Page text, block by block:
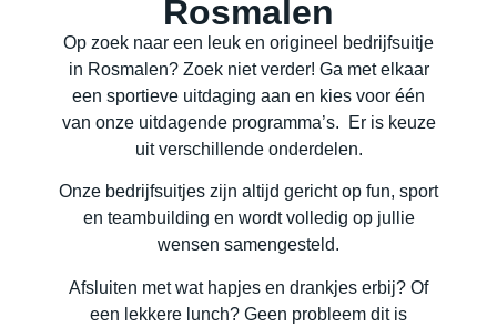
Rosmalen
Op zoek naar een leuk en origineel bedrijfsuitje
in Rosmalen? Zoek niet verder! Ga met elkaar
een sportieve uitdaging aan en kies voor één
van onze uitdagende programma’s. Er is keuze
uit verschillende onderdelen.
Onze bedrijfsuitjes zijn altijd gericht op fun, sport
en teambuilding en wordt volledig op jullie
wensen samengesteld.
Afsluiten met wat hapjes en drankjes erbij? Of
een lekkere lunch? Geen probleem dit is